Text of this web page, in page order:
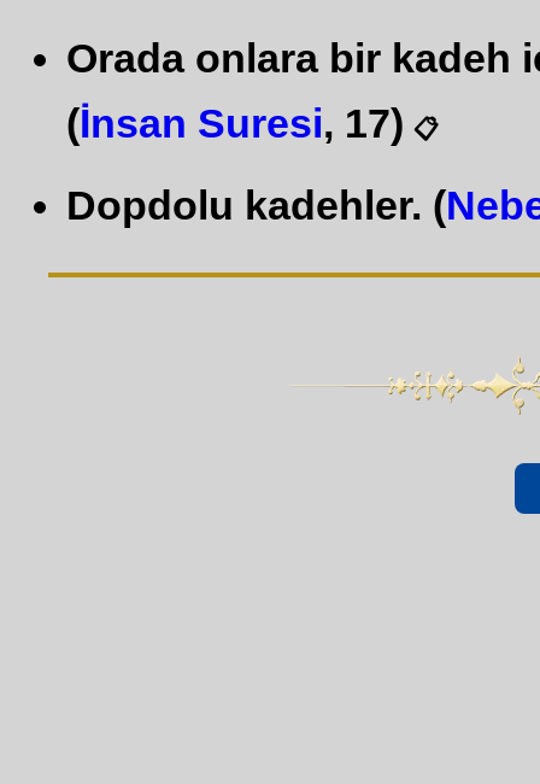
Orada onlara bir kadeh
(İnsan Suresi, 17) 📋
Dopdolu kadehler. (